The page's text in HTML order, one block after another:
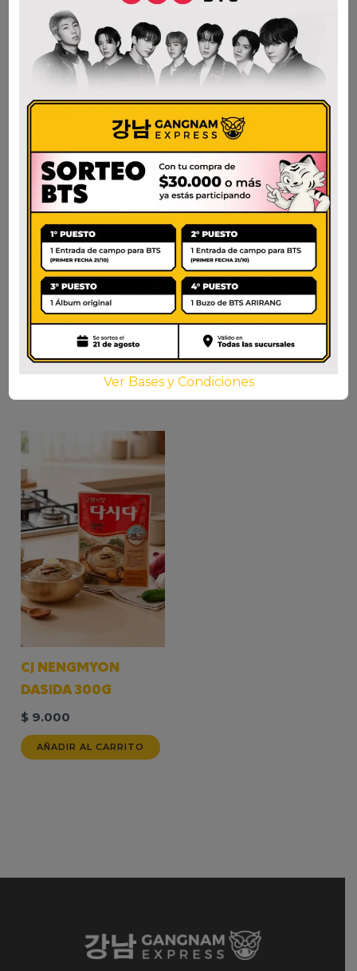
AÑADIR AL CARRITO
SEMPIO SALSA KALBI
300G
AÑADIR AL CARRITO
CJ DASIDA CALDO DE
RES 1KG.
33.300
AÑADIR AL CARRITO
CJ NENGMYON
DASIDA 300G
$ 9.000
AÑADIR AL CARRITO
Ver Bases y Condiciones